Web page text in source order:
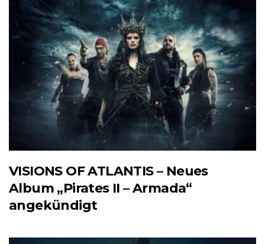
VISIONS OF ATLANTIS – Neues
Album „Pirates II – Armada“
angekündigt